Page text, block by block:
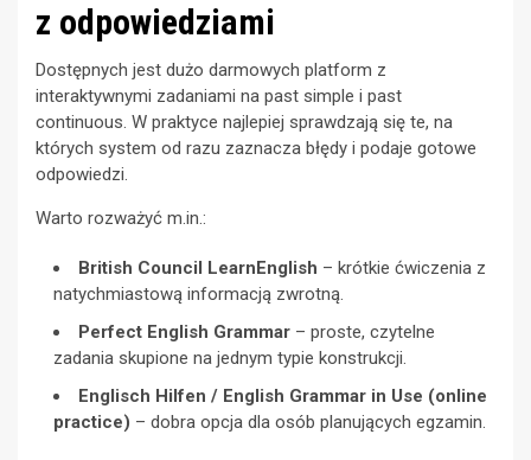
z odpowiedziami
Dostępnych jest dużo darmowych platform z
interaktywnymi zadaniami na past simple i past
continuous. W praktyce najlepiej sprawdzają się te, na
których system od razu zaznacza błędy i podaje gotowe
odpowiedzi.
Warto rozważyć m.in.:
British Council LearnEnglish – krótkie ćwiczenia z
natychmiastową informacją zwrotną.
Perfect English Grammar – proste, czytelne
zadania skupione na jednym typie konstrukcji.
Englisch Hilfen / English Grammar in Use (online
practice) – dobra opcja dla osób planujących egzamin.